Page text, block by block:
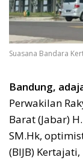
Suasana Bandara
Bandung,
Perwakilan
Barat (Jabar)
SM.Hk,
(BIJB)